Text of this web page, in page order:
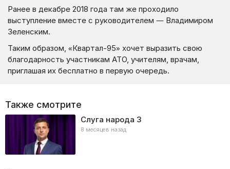
Ранее в декабре 2018 года там же проходило
выступление вместе с руководителем — Владимиром
Зеленским.
Таким образом, «Квартал-95» хочет выразить свою
благодарность участникам АТО, учителям, врачам,
приглашая их бесплатно в первую очередь.
Также смотрите
Слуга народа 3
8 месяцев назад